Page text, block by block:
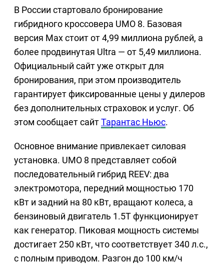
В России стартовало бронирование
гибридного кроссовера UMO 8. Базовая
версия Max стоит от 4,99 миллиона рублей, а
более продвинутая Ultra — от 5,49 миллиона.
Официальный сайт уже открыт для
бронирования, при этом производитель
гарантирует фиксированные цены у дилеров
без дополнительных страховок и услуг. Об
этом сообщает сайтТарантас Ньюс.
Основное внимание привлекает силовая
установка. UMO 8 представляет собой
последовательный гибрид REEV: два
электромотора, передний мощностью 170
кВт и задний на 80 кВт, вращают колеса, а
бензиновый двигатель 1.5T функционирует
как генератор. Пиковая мощность системы
достигает 250 кВт, что соответствует 340 л.с.,
с полным приводом. Разгон до 100 км/ч